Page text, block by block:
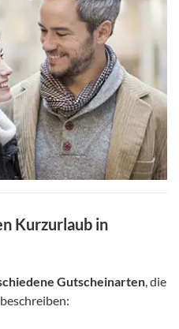
Kurzurlaub in
Gutscheinarten, die